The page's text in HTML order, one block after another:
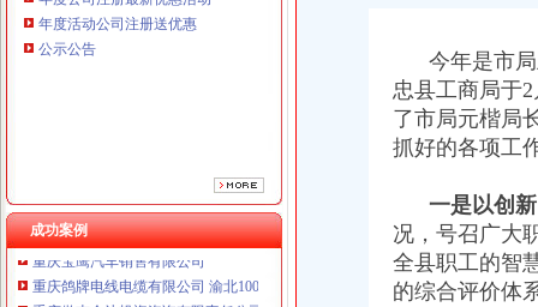
本站导航
年度活动公司注册送优惠
公示公告
成功案例
重庆鸽牌电线电缆有限公司 渝北10010万 (进出口权)
重庆傲志众达投资咨询有限责任公司 渝九1000万 （增资）
今年是市局
忠县工商局于
了市局元楷局
抓好的各项工
一是以创
况，号召广大
全县职工的智
的综合评价体